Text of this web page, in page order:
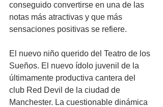
conseguido convertirse en una de las
notas más atractivas y que más
sensaciones positivas se refiere.
El nuevo niño querido del Teatro de los
Sueños. El nuevo ídolo juvenil de la
últimamente productiva cantera del
club Red Devil de la ciudad de
Manchester. La cuestionable dinámica